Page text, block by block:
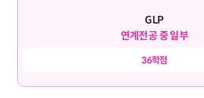
GLP
연계전공 중 일부
36학점